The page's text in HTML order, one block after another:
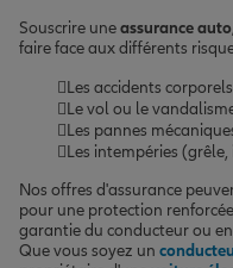
Souscrire uneassurance
faire face aux différents
Les accidents
Le vol ou le
Les pannes
Les intempéries
Nos offres d'assurance
pour une protection
garantie du conducteur ou
Que vous soyez un